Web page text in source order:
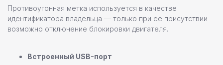
Противоугонная метка используется в качестве
идентификатора владельца — только при ее присутствии
возможно отключение блокировки двигателя.
Встроенный USB-порт